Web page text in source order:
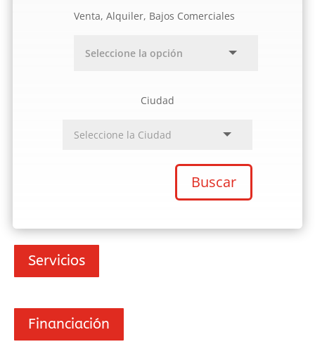
Venta, Alquiler, Bajos Comerciales
Ciudad
Buscar
Servicios
Financiación